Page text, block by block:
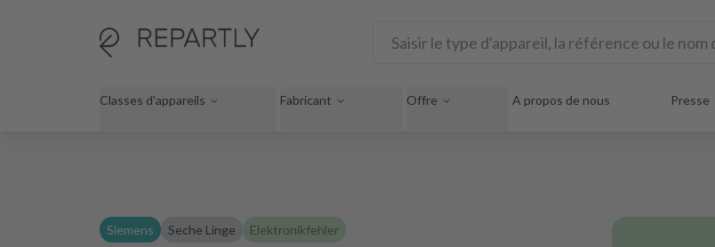
Classes d'appareils Fabricant Offre A propos de nous Presse
Siemens Seche Linge Elektronikfehler